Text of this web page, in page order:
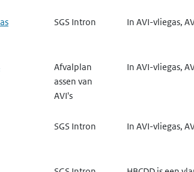
SGS Intron In AVI-vliegas,
Afvalplan
assen van
AVI's
In AVI-vliegas,
SGS Intron In AVI-vliegas,